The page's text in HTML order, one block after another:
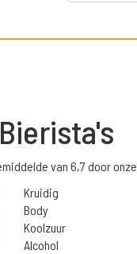
Bierista's
van 6,7 door onze
Kruidig
Body
Koolzuur
Alcohol